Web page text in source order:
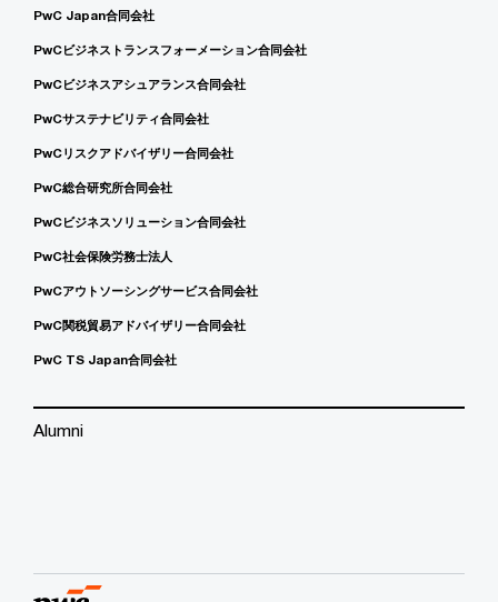
PwC Japan合同会社
PwCビジネストランスフォーメーション合同会社
PwCビジネスアシュアランス合同会社
PwCサステナビリティ合同会社
PwCリスクアドバイザリー合同会社
PwC総合研究所合同会社
PwCビジネスソリューション合同会社
PwC社会保険労務士法人
PwCアウトソーシングサービス合同会社
PwC関税貿易アドバイザリー合同会社
PwC TS Japan合同会社
Alumni